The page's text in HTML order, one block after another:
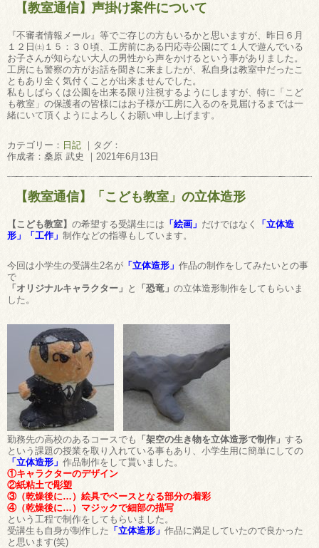
【教室通信】声掛け案件について
『不審者情報メール』等でご存じの方もいるかと思いますが、昨日６月
１２日㈯１５：３０頃、工房前にある円応寺公園にて１人で遊んでいる
お子さんが知らない大人の男性から声をかけるという事がありました。
工房にも警察の方がお話を聞きに来ましたが、私自身は教室中だったこ
ともあり全く気付くことが出来ませんでした。
私もしばらくは公園を出来る限り注視するようにしますが、特に「こど
も教室」の保護者の皆様にはお子様が工房に入るのを見届けるまでは一
緒にいて頂くようによろしくお願い申し上げます。
カテゴリー： 日記 ｜タグ：
作成者：桑原 武史 ｜2021年6月13日
【教室通信】「こども教室」の立体造形
【こども教室】 の希望する受講生には 「絵画」 だけではなく
「立体造
形」「工作」 制作などの指導もしています。
今回は小学生の受講生2名が 「立体造形」 作品の制作をしてみたいとの事
で
「オリジナルキャラクター」 と 「恐竜」 の立体造形制作をしてもらいま
した。
勤務先の高校のあるコースでも 「架空の生き物を立体造形で制作」 する
という課題の授業を取り入れている事もあり、小学生用に簡単にしての
「立体造形」 作品制作をして貰いました。
①キャラクターのデザイン
②紙粘土で彫塑
③（乾燥後に…）絵具でベースとなる部分の着彩
④（乾燥後に…）マジックで細部の描写
という工程で制作をしてもらいました。
受講生も自身が制作した 「立体造形」 作品に満足していたので良かった
と思います(笑)